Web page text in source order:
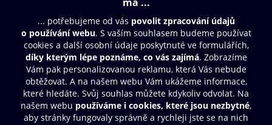
Obsah ke stažení
Moje O2 Knihovna
Další zábava
© O2 Czech Republic a.s.